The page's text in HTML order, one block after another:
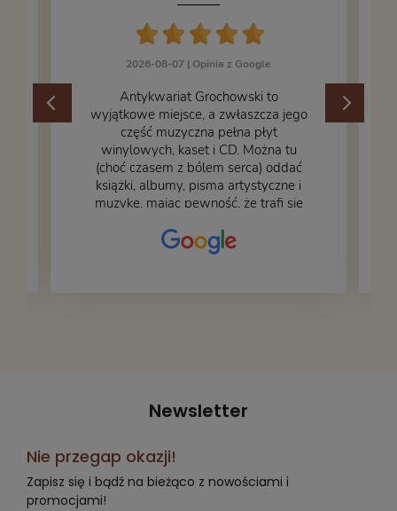
2026-08-07 | Opinia z Google
​Antykwariat Grochowski to
wyjątkowe miejsce, a zwłaszcza jego
część muzyczna pełna płyt
winylowych, kaset i CD. Można tu
(choć czasem z bólem serca) oddać
książki, albumy, pisma artystyczne i
muzykę, mając pewność, że trafi się
– nasze książki w trakcie
przepakowywania. Część oddaliśmy
Newsletter
Nie przegap okazji!
Zapisz się i bądź na bieżąco z nowościami i
promocjami!